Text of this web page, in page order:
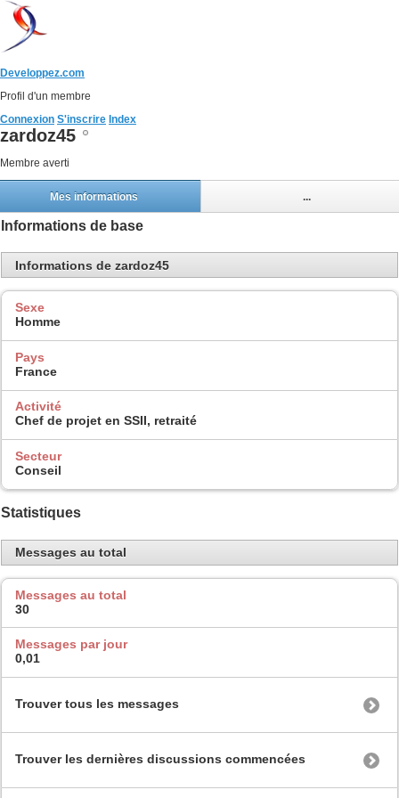
Developpez.com
Profil d'un membre
Connexion S'inscrire Index
zardoz45
Membre averti
Mes informations ...
Informations de base
Informations de zardoz45
Sexe
Homme
Pays
France
Activité
Chef de projet en SSII, retraité
Secteur
Conseil
Statistiques
Messages au total
Messages au total
30
Messages par jour
0,01
Trouver tous les messages
Trouver les dernières discussions commencées